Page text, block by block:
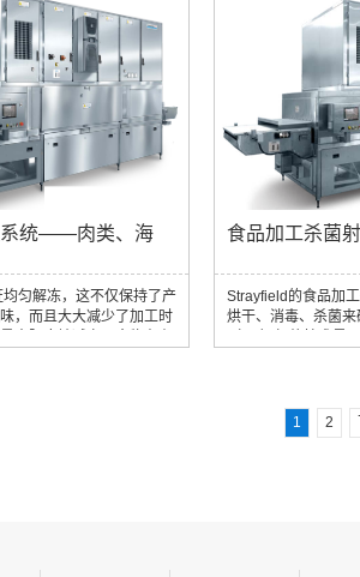
效的干燥。 与传统干燥方
玻璃纤维中的应用具有许
干燥是一个更快，更有效
频能量可以深入材料而不
性能，从而产生更快...
品，保持纱线的完
确控制干燥过程，
助于保持纱线或织
统干燥方法常见的
染料迁移和黄变：
系统——肉类、海
匀解冻，这不仅保持了产
，而且大大减少了加工时
食品加工杀菌
Strayfield的食品加
烘干、消毒、杀菌
高频电场从内到外
程中产生均匀的温
1 2